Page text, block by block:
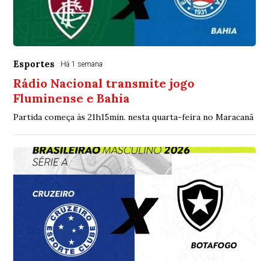
Esportes Há 1 semana
Rádio Nacional transmite jogo
Fluminense e Bahia
Partida começa às 21h15min. nesta quarta-feira no Maracanã